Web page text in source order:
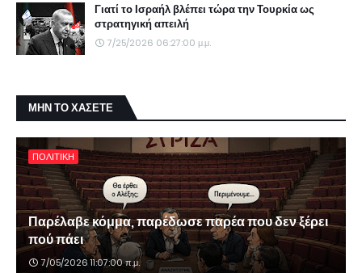
Γιατί το Ισραήλ βλέπει τώρα την Τουρκία ως
στρατηγική απειλή
7/25/2026 06:27:00 μ.μ.
ΜΗΝ ΤΟ ΧΑΣΕΤΕ
ΠΟΛΙΤΙΚΗ
Παρέλαβε κόμμα, παρέδωσε παρέα που δεν ξέρει
πού πάει
7/05/2026 11:07:00 π.μ.